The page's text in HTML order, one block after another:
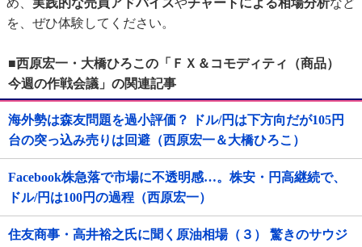
め、 実践的な売買アドバイスやチャートによる相場分析など
を、ぜひ体験してください。
■西原宏一・大橋ひろこの「ＦＸ＆コモディティ（商品）
今週の作戦会議」の関連記事
海外勢は森友問題を過小評価？ ドル/円は下方向だが105円
台の突っ込み売りは回避（西原宏一＆大橋ひろこ）
Facebook株急落で市場に不透明感…。株安・円高継続で、
ドル/円は100円の過程（西原宏一）
住友商事・高井裕之氏に聞く原油相場（３） 驚きのサウジ